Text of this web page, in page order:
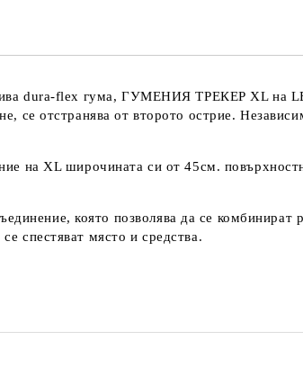
dura-flex гума, ГУМЕНИЯ ТРЕКЕР XL на
отстранява от второто острие.
на XL широчината си от 45см.
която позволява да се комбинират
спестяват място и средства.